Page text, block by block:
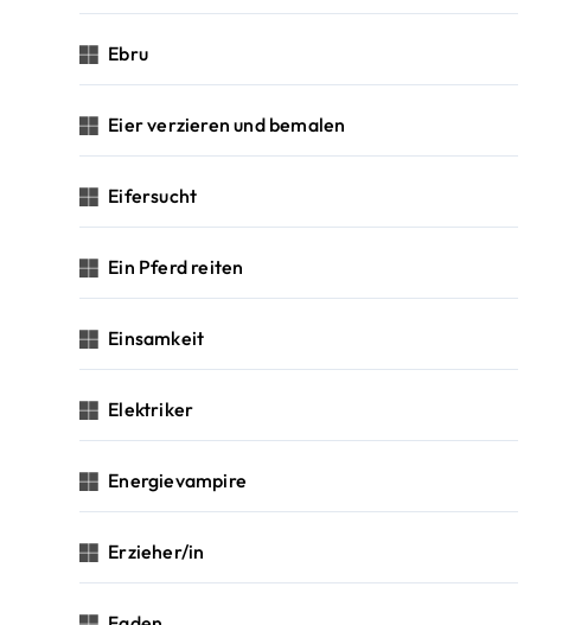
Ebru
Eier verzieren und bemalen
Eifersucht
Ein Pferd reiten
Einsamkeit
Elektriker
Energievampire
Erzieher/in